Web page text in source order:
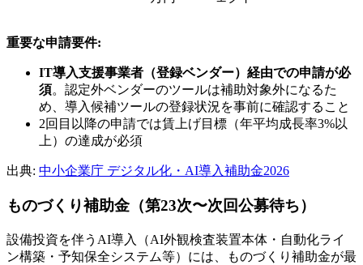
重要な申請要件:
IT導入支援事業者（登録ベンダー）経由での申請が必
須。認定外ベンダーのツールは補助対象外になるた
め、導入候補ツールの登録状況を事前に確認すること
2回目以降の申請では賃上げ目標（年平均成長率3%以
上）の達成が必須
出典: 中小企業庁 デジタル化・AI導入補助金2026
ものづくり補助金（第23次〜次回公募待ち）
設備投資を伴うAI導入（AI外観検査装置本体・自動化ライ
ン構築・予知保全システム等）には、ものづくり補助金が最